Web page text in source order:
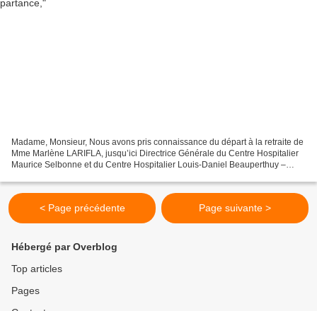
Madame, Monsieur, Nous avons pris connaissance du départ à la retraite de
Mme Marlène LARIFLA, jusqu’ici Directrice Générale du Centre Hospitalier
Maurice Selbonne et du Centre Hospitalier Louis-Daniel Beauperthuy –
< Page précédente Page suivante >
Hébergé par Overblog
Top articles
Pages